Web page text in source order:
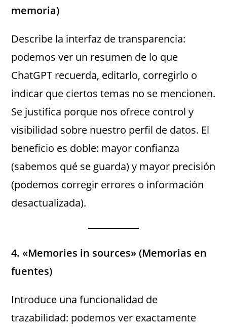
memoria)
Describe la interfaz de transparencia:
podemos ver un resumen de lo que
ChatGPT recuerda, editarlo, corregirlo o
indicar que ciertos temas no se mencionen.
Se justifica porque nos ofrece control y
visibilidad sobre nuestro perfil de datos. El
beneficio es doble: mayor confianza
(sabemos qué se guarda) y mayor precisión
(podemos corregir errores o información
desactualizada).
4. «Memories in sources» (Memorias en
fuentes)
Introduce una funcionalidad de
trazabilidad: podemos ver exactamente